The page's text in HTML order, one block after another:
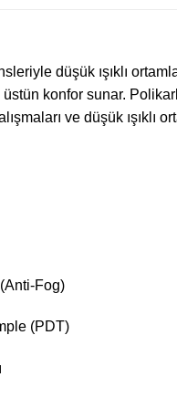
düşük ışıklı
konfor sunar.
ve düşük ışıklı
Fog)
(PDT)